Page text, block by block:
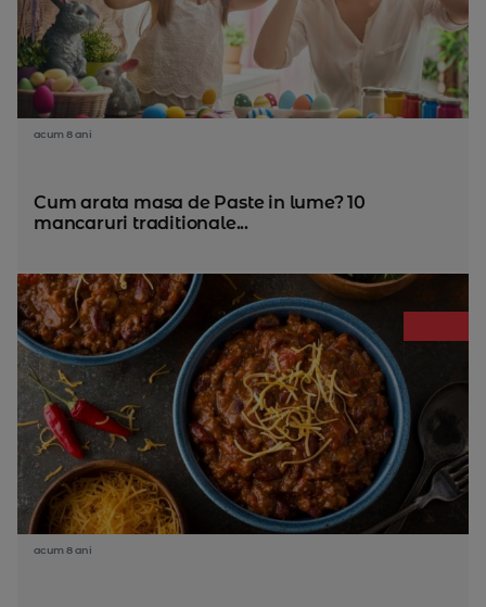
acum 8 ani
Cum arata masa de Paste in lume? 10
mancaruri traditionale...
acum 8 ani